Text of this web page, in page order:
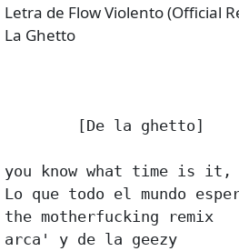
Letra de Flow Violento (Official
La Ghetto
you know what time is it,
Lo que todo el mundo
the motherfucking remix
arca' y de la geezy